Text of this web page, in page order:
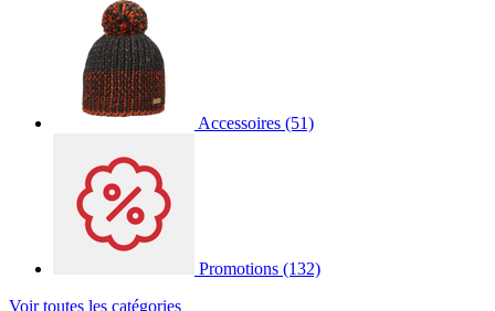
Accessoires (51)
Promotions (132)
Voir toutes les catégories